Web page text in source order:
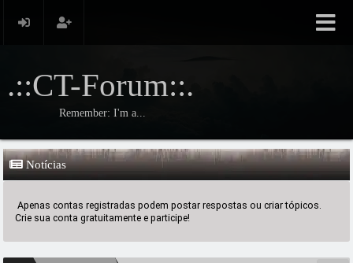
.::CT-Forum::.
Remember: I'm a...
Notícias
Apenas contas registradas podem postar respostas ou criar tópicos.
Crie sua conta gratuitamente e participe!